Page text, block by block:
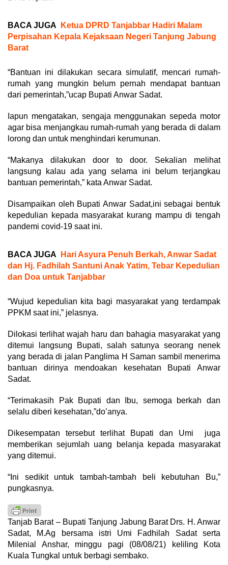
BACA JUGA
Ketua DPRD Tanjabbar Hadiri Malam
Perpisahan Kepala Kejaksaan Negeri Tanjung Jabung
Barat
“Bantuan ini dilakukan secara simulatif, mencari rumah-
rumah yang mungkin belum pernah mendapat bantuan
dari pemerintah,”ucap Bupati Anwar Sadat.
Iapun mengatakan, sengaja menggunakan sepeda motor
agar bisa menjangkau rumah-rumah yang berada di dalam
lorong dan untuk menghindari kerumunan.
“Makanya dilakukan door to door. Sekalian melihat
langsung kalau ada yang selama ini belum terjangkau
bantuan pemerintah,” kata Anwar Sadat.
Disampaikan oleh Bupati Anwar Sadat,ini sebagai bentuk
kepedulian kepada masyarakat kurang mampu di tengah
pandemi covid-19 saat ini.
BACA JUGA
Hari Asyura Penuh Berkah, Anwar Sadat
dan Hj. Fadhilah Santuni Anak Yatim, Tebar Kepedulian
dan Doa untuk Tanjabbar
“Wujud kepedulian kita bagi masyarakat yang terdampak
PPKM saat ini,” jelasnya.
Dilokasi terlihat wajah haru dan bahagia masyarakat yang
ditemui langsung Bupati, salah satunya seorang nenek
yang berada di jalan Panglima H Saman sambil menerima
bantuan dirinya mendoakan kesehatan Bupati Anwar
Sadat.
“Terimakasih Pak Bupati dan Ibu, semoga berkah dan
selalu diberi kesehatan,”do’anya.
Dikesempatan tersebut terlihat Bupati dan Umi juga
memberikan sejumlah uang belanja kepada masyarakat
yang ditemui.
“Ini sedikit untuk tambah-tambah beli kebutuhan Bu,”
pungkasnya.
Tanjab Barat – Bupati Tanjung Jabung Barat Drs. H. Anwar
Sadat, M.Ag bersama istri Umi Fadhilah Sadat serta
Milenial Anshar, minggu pagi (08/08/21) keliling Kota
Kuala Tungkal untuk berbagi sembako.